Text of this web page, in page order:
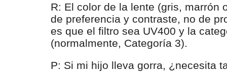
R: El color de la lente (gris, marrón
de preferencia y contraste, no de
es que el filtro sea UV400 y la
(normalmente, Categoría 3).
P: Si mi hijo lleva gorra, ¿necesita